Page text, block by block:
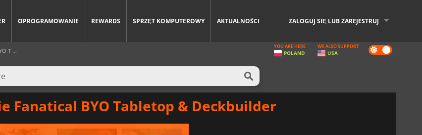
OPROGRAMOWANIE REWARDS SPRZĘT KOMPUTEROWY AKTUALNOŚCI ZALOGUJ SIĘ LUB ZAREJESTRUJ
T ... Dark
mode
YOU ARE HERE
POLAND
WE ALSO SUPPORT
USA
Fanatical BYO Tabletop & Deckbuilder